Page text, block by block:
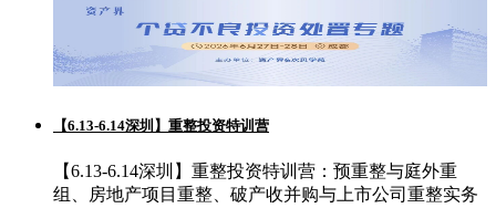
【6.13-6.14深圳】重整投资特训营
【6.13-6.14深圳】重整投资特训营：预重整与庭外重
组、房地产项目重整、破产收并购与上市公司重整实务